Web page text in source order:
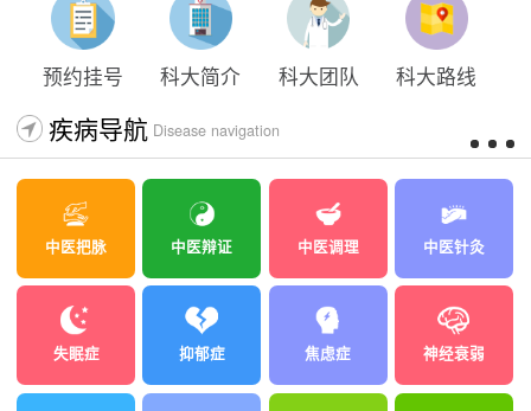
预约挂号 科大简介 科大团队 科大路线
疾病导航 Disease navigation
中医把脉 中医辩证 中医调理 中医针灸
失眠症 抑郁症 焦虑症 神经衰弱